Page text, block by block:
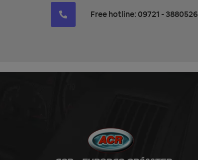
Free hotline: 09721 - 3880526